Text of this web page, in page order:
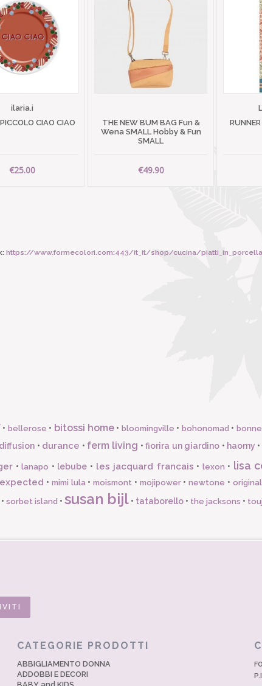
ilaria.i
CIAO CIAO
€25.00
THE NEW BUM BAG Fun &
Wena SMALL Hobby & Fun
SMALL
€49.90
https://www.formecolori.com:443/it_it/shop/cucina/
• bellerose • bitossi home • bloomingville • bohonomad •
• durance • ferm living •fiorira un giardino • haomy •
•lanapo • lebube • les jacquard francais • lexon • lisa
• mimi lula •moismont • mojipower•newtone •
• sorbet island • susan bijl • tataborello • the jacksons •
CATEGORIE PRODOTTI
ABBIGLIAMENTO DONNA
ADDOBBI E DECORI